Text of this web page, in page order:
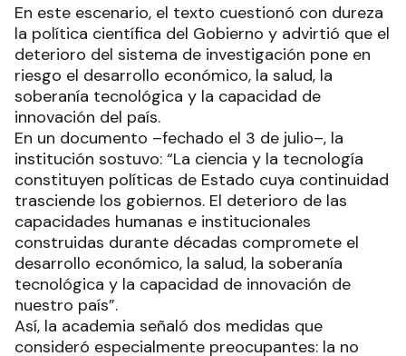
En este escenario, el texto cuestionó con dureza
la política científica del Gobierno y advirtió que el
deterioro del sistema de investigación pone en
riesgo el desarrollo económico, la salud, la
soberanía tecnológica y la capacidad de
innovación del país.
En un documento –fechado el 3 de julio–, la
institución sostuvo: “La ciencia y la tecnología
constituyen políticas de Estado cuya continuidad
trasciende los gobiernos. El deterioro de las
capacidades humanas e institucionales
construidas durante décadas compromete el
desarrollo económico, la salud, la soberanía
tecnológica y la capacidad de innovación de
nuestro país”.
Así, la academia señaló dos medidas que
consideró especialmente preocupantes: la no